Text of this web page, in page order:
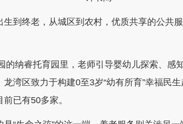
终老，从城区到农村，优质共享的公共
纳睿托育园里，老师引导婴幼儿探索、感
湾区致力于构建0至3岁“幼有所育”幸福民
已有50多家。